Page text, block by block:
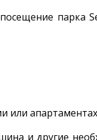
парка
или
и другие